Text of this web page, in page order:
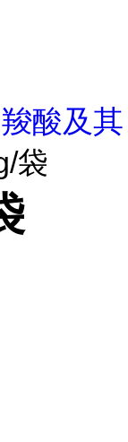
羧酸及其
袋